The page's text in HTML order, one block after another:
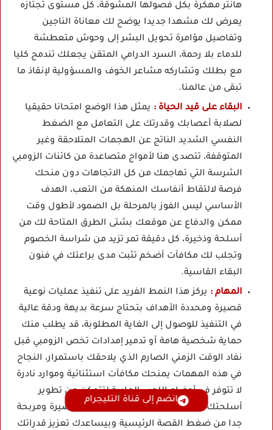
هانتر مهكرة بكل فصولها المشوقة، كل مستوى تجتازه
يعرض لك مشهدا جديدا يوضح لك معاناة الناجين
وتفاصيل مؤامرة تحويل البشر إلى وحوش متعطشة
للدماء بلا رحمة، السرد الدرامي المتقن يجعلك تندمج كليا
مع بطلك وتشاركه مشاعر الخوف والمسؤولية لإنقاذ ما
تبقى من عالمنا.
البقاء على قيد الحياة : يمثل هذا الوضع امتحانا حقيقيا
لصلابة أعصابك وقدرتك على التعامل مع الضغط
النفسي الشديد الناتج عن الهجمات المتلاحقة وغير
المتوقفة، تتصدى هنا لأمواج متصاعدة من كائنات الزومبي
الشرسة التي تهاجمك من كل الاتجاهات دون منحك
فرصة لالتقاط أنفاسك المنهكة من التعب، الهدف
الأساسي ليس الفوز بالمرحلة بل الصمود لأطول وقت
ممكن والدفاع عن موقعك بشتى الطرق المتاحة لك من
أسلحة وذخيرة، كل دقيقة تمر تزيد من شراسة الخصوم
وتجلب لك مكافآت أضخم تثبت مدى براعتك في فنون
البقاء القاسية.
المهام : يركز هذا النمط الفريد على تنفيذ عمليات نوعية
قصيرة ومحددة الأهداف بتحتاج سرعة بديهة ودقة عالية
في التنفيذ للوصول إلى الغاية المطلوبة، قد يطلب منك
حماية شخصية هامة أو تدمير إمدادات تخص الزومبي قبل
نفاد الوقت الزمني الصارم الذي يلاحقك باستمرار، النجاح
في هذه المهمات يمنحك مكافآت استثنائية وموارد نادرة
لا تتوفر في أوضاع اللعب العادية لتتمكن من تطوير
أسلحتك بقوة، هذا النمط يعتبر استراحة قصيرة ومربحة
جدا من ضغط القصة الرئيسية وبيساعدك تعزيز قدراتك
انضم إلى قناة التليجرام